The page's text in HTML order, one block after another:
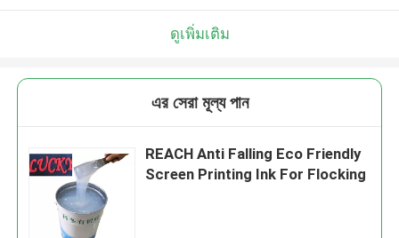
ดูเพิ่มเติม
এর সেরা মূল্য পান
REACH Anti Falling Eco Friendly
Screen Printing Ink For Flocking